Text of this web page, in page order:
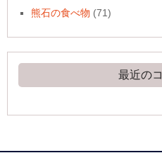
熊石の食べ物 (71)
最近の